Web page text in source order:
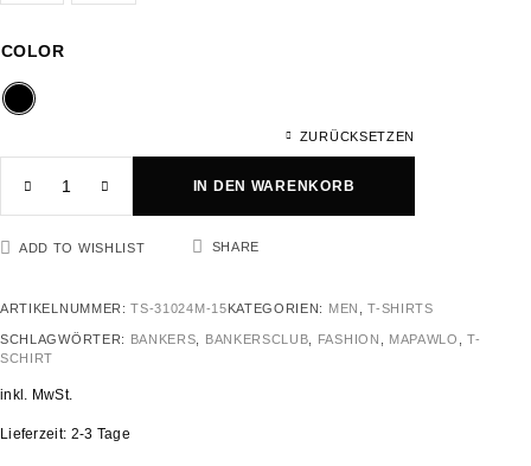
COLOR
ZURÜCKSETZEN
IN DEN WARENKORB
ADD TO WISHLIST SHARE
ARTIKELNUMMER:TS-31024M-15KATEGORIEN: MEN ,T-SHIRTS
SCHLAGWÖRTER: BANKERS BANKERSCLUB FASHION MAPAWLO ,T-
SCHIRT
inkl. MwSt.
Lieferzeit: 2-3 Tage